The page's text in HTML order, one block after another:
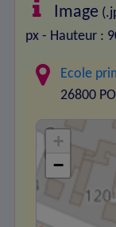
Image
px - Hauteur :
Ecole
26800
+
−